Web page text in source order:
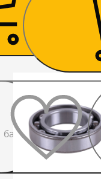
449₴
До
бажаного